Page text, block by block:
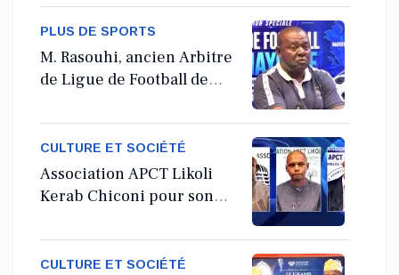
PLUS DE SPORTS
M. Rasouhi, ancien Arbitre
de Ligue de Football de
CULTURE ET SOCIÉTÉ
Association APCT Likoli
Kerab Chiconi pour son
Ordinaire
CULTURE ET SOCIÉTÉ